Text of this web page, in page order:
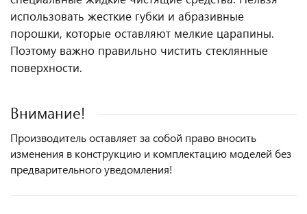
использовать жесткие губки и абразивные
порошки, которые оставляют мелкие царапины.
Поэтому важно правильно чистить стеклянные
поверхности.
Внимание!
Производитель оставляет за собой право вносить
изменения в конструкцию и комплектацию моделей без
предварительного уведомления!